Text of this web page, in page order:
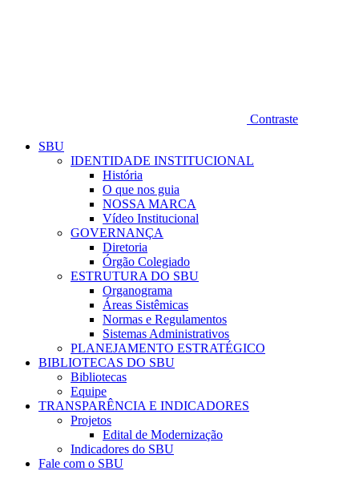
Contraste
SBU
IDENTIDADE INSTITUCIONAL
História
O que nos guia
NOSSA MARCA
Vídeo Institucional
GOVERNANÇA
Diretoria
Órgão Colegiado
ESTRUTURA DO SBU
Organograma
Áreas Sistêmicas
Normas e Regulamentos
Sistemas Administrativos
PLANEJAMENTO ESTRATÉGICO
BIBLIOTECAS DO SBU
Bibliotecas
Equipe
TRANSPARÊNCIA E INDICADORES
Projetos
Edital de Modernização
Indicadores do SBU
Fale com o SBU